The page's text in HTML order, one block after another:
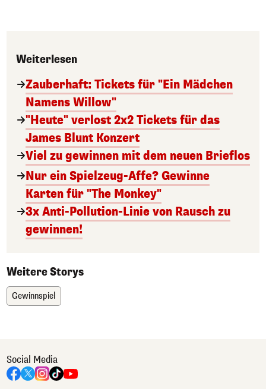
Weiterlesen
Zauberhaft: Tickets für "Ein Mädchen
Namens Willow"
"Heute" verlost 2x2 Tickets für das
James Blunt Konzert
Viel zu gewinnen mit dem neuen Brieflos
Nur ein Spielzeug-Affe? Gewinne
Karten für "The Monkey"
3x Anti-Pollution-Linie von Rausch zu
gewinnen!
Weitere Storys
Gewinnspiel
Social Media